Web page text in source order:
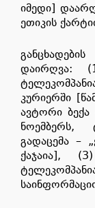
იმედი]
ეთიკის
დაირღვა:
კურიერში
ავტორი
ნოემბერს,
გადაცემა –
ქაჯაია],